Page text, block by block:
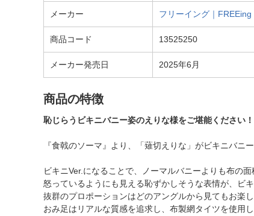
メーカー フリーイング｜FREEing
商品コード 13525250
メーカー発売日 2025年6月
商品の特徴
恥じらうビキニバニー姿のえりな様をご堪能ください！
『食戟のソーマ』より、「薙切えりな」がビキニバニ
ビキニVer.になることで、ノーマルバニーよりも布の面
怒っているようにも見える恥ずかしそうな表情が、ビ
抜群のプロポーションはどのアングルから見てもお楽し
おみ足はリアルな質感を追求し、布製網タイツを使用し